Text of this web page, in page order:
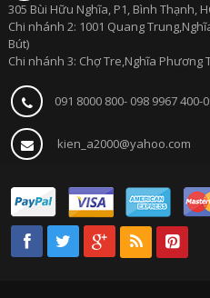
305 Bùi Hữu Nghĩa, P1, Bình Thạnh,
Chi nhánh 2: 1001 Quang
Bút)
Chi nhánh 3: Chợ Tre,Nghĩa Phương
091 8000 800- 098 9967 400-
kien_a2000@yahoo.com